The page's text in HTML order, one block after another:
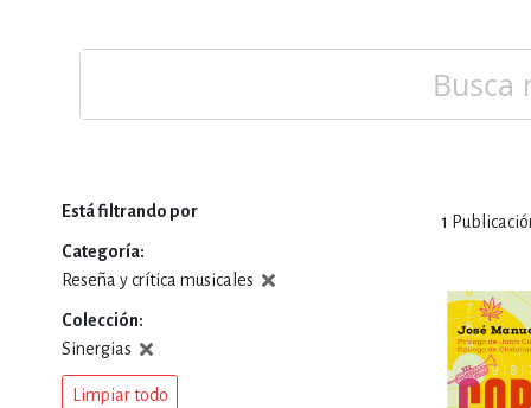
CIENCIAS DE LA
DEPORTES Y
1
Está filtrando por
Categoría
Reseña y crítica musicales
Colección
Sinergias
Limpiar todo